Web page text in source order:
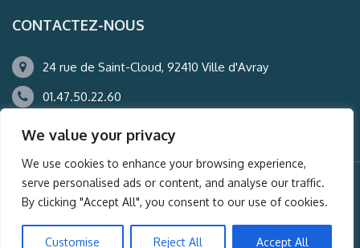
We value your privacy
We use cookies to enhance your browsing experience,
serve personalised ads or content, and analyse our traffic.
By clicking "Accept All", you consent to our use of cookies.
Customise Reject All Accept All
CONTACTEZ-NOUS
24 rue de Saint-Cloud, 92410 Ville d'Avray
01.47.50.22.60
agence@auderney.com
© Auderney2016, Powered by i-Spy360.mu